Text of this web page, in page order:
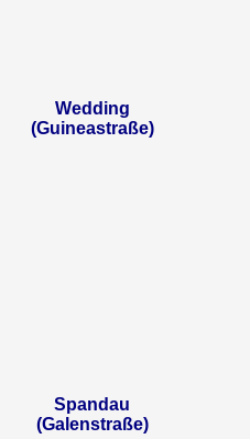
Wedding
(Guineastraße)
Spandau
(Galenstraße)